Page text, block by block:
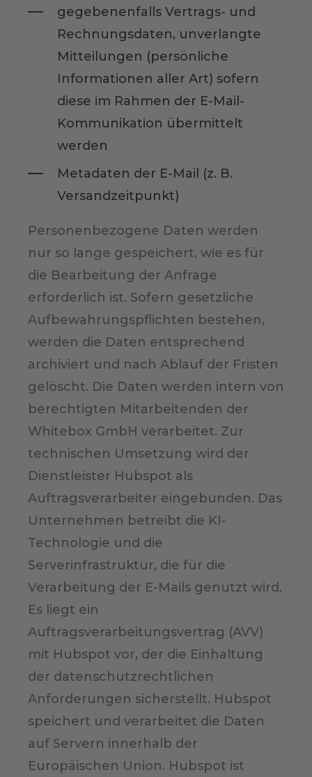
gegebenenfalls Vertrags- und
Rechnungsdaten, unverlangte
Mitteilungen (persönliche
Informationen aller Art) sofern
diese im Rahmen der E-Mail-
Kommunikation übermittelt
werden
Metadaten der E-Mail (z. B.
Versandzeitpunkt)
Personenbezogene Daten werden
nur so lange gespeichert, wie es für
die Bearbeitung der Anfrage
erforderlich ist. Sofern gesetzliche
Aufbewahrungspflichten bestehen,
werden die Daten entsprechend
archiviert und nach Ablauf der Fristen
gelöscht. Die Daten werden intern von
berechtigten Mitarbeitenden der
Whitebox GmbH verarbeitet. Zur
technischen Umsetzung wird der
Dienstleister Hubspot als
Auftragsverarbeiter eingebunden. Das
Unternehmen betreibt die KI-
Technologie und die
Serverinfrastruktur, die für die
Verarbeitung der E-Mails genutzt wird.
Es liegt ein
Auftragsverarbeitungsvertrag (AVV)
mit Hubspot vor, der die Einhaltung
der datenschutzrechtlichen
Anforderungen sicherstellt. Hubspot
speichert und verarbeitet die Daten
auf Servern innerhalb der
Europäischen Union. Hubspot ist